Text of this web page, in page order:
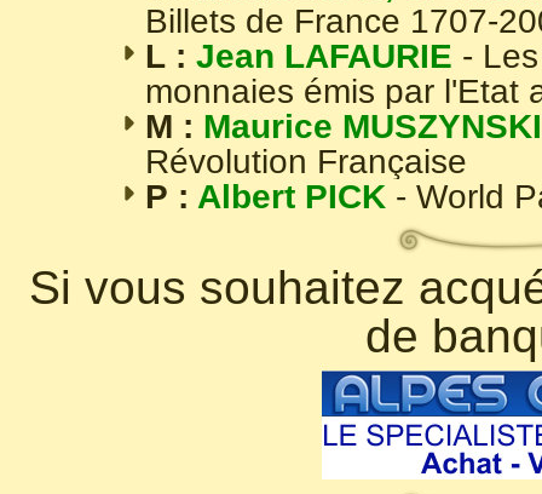
Billets de France 1707-
L : Jean LAFAURIE -
monnaies émis par l'Etat
M : Maurice MUSZYNSKI
Révolution Française
P : Albert PICK - World
Si vous souhaitez
de